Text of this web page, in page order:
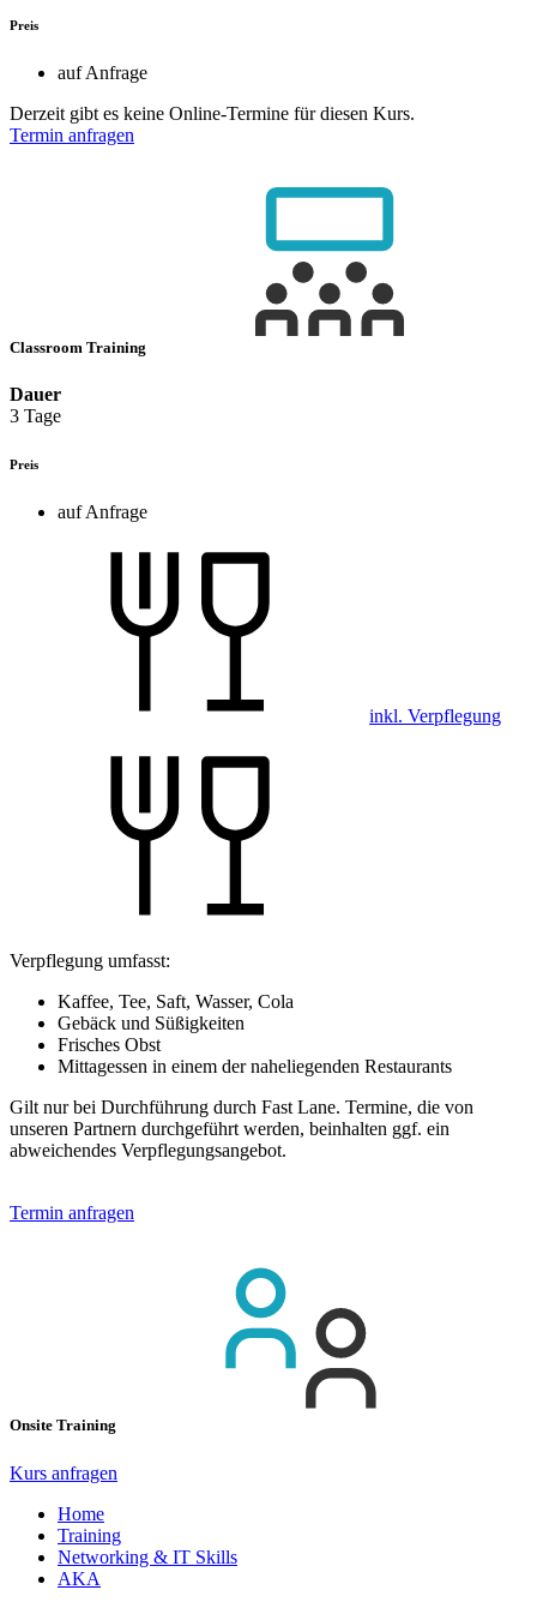
Preis
auf Anfrage
Derzeit gibt es keine Online-Termine für diesen Kurs.
Termin anfragen
Classroom Training
Dauer
3 Tage
Preis
auf Anfrage
inkl. Verpflegung
Verpflegung umfasst:
Kaffee, Tee, Saft, Wasser, Cola
Gebäck und Süßigkeiten
Frisches Obst
Mittagessen in einem der naheliegenden Restaurants
Gilt nur bei Durchführung durch Fast Lane. Termine, die von
unseren Partnern durchgeführt werden, beinhalten ggf. ein
abweichendes Verpflegungsangebot.
Termin anfragen
Onsite Training
Kurs anfragen
Home
Training
Networking & IT Skills
AKA